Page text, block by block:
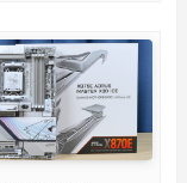
マザーボードを